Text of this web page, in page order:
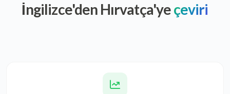
İngilizce'den Hırvatça'yeçeviri